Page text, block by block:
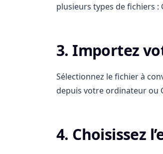
plusieurs types de fichiers :
3. Importez
Sélectionnez le fichier à
depuis votre ordinateur ou
4. Choisissez